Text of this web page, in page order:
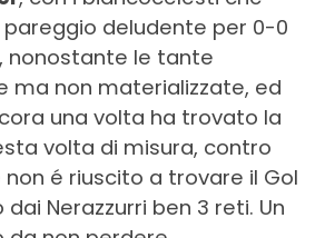
deludente per 0-0
nonostante le tante
ma non materializzate, ed
una volta ha trovato la
volta di misura, contro
non é riuscito a trovare il Gol
Nerazzurri ben 3 reti. Un